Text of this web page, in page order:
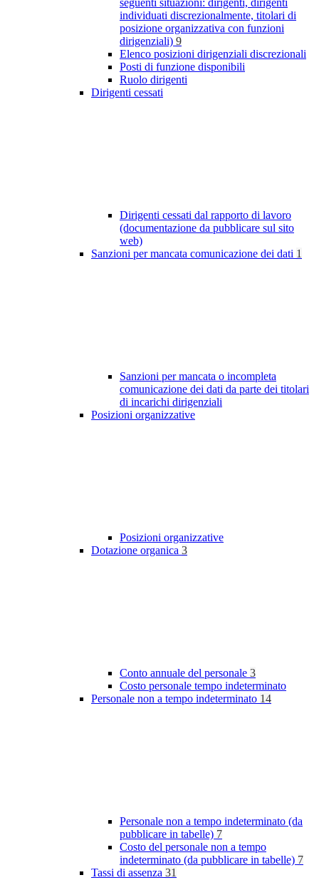
seguenti situazioni: dirigenti, dirigenti
individuati discrezionalmente, titolari di
posizione organizzativa con funzioni
dirigenziali) 9
Elenco posizioni dirigenziali discrezionali
Posti di funzione disponibili
Ruolo dirigenti
Dirigenti cessati
Dirigenti cessati dal rapporto di lavoro
(documentazione da pubblicare sul sito
web)
Sanzioni per mancata comunicazione dei dati 1
Sanzioni per mancata o incompleta
comunicazione dei dati da parte dei titolari
di incarichi dirigenziali
Posizioni organizzative
Posizioni organizzative
Dotazione organica 3
Conto annuale del personale 3
Costo personale tempo indeterminato
Personale non a tempo indeterminato 14
Personale non a tempo indeterminato (da
pubblicare in tabelle) 7
Costo del personale non a tempo
indeterminato (da pubblicare in tabelle) 7
Tassi di assenza 31